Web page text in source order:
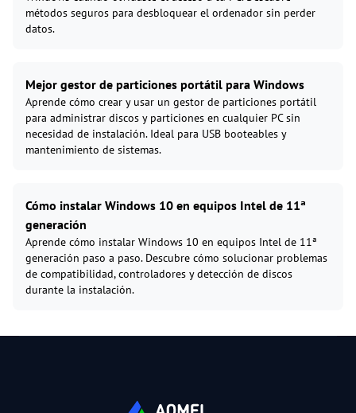
métodos seguros para desbloquear el ordenador sin perder
datos.
Mejor gestor de particiones portátil para Windows
Aprende cómo crear y usar un gestor de particiones portátil
para administrar discos y particiones en cualquier PC sin
necesidad de instalación. Ideal para USB booteables y
mantenimiento de sistemas.
Cómo instalar Windows 10 en equipos Intel de 11ª
generación
Aprende cómo instalar Windows 10 en equipos Intel de 11ª
generación paso a paso. Descubre cómo solucionar problemas
de compatibilidad, controladores y detección de discos
durante la instalación.